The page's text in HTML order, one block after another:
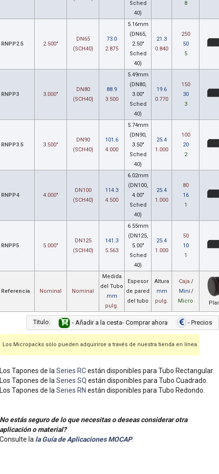
Sched
40)
8
RNPP2.5 2.500"
DN65
(SCH40)
73.0
2.875
5.16mm
(DN65,
2.50"
Sched
40)
21.3
0.840
250
50
5
RNPP3 3.000"
DN80
(SCH40)
88.9
3.500
5.49mm
(DN80,
3.00"
Sched
40)
19.6
0.770
150
30
3
RNPP3.5 3.500"
DN90
(SCH40)
101.6
4.000
5.74mm
(DN90,
3.50"
Sched
40)
25.4
1.000
100
20
2
RNPP4 4.000"
DN100
(SCH40)
114.3
4.500
6.02mm
(DN100,
4.00"
Sched
40)
25.4
1.000
80
16
1
RNPP5 5.000"
DN125
(SCH40)
141.3
5.563
6.55mm
(DN125,
5.00"
Sched
40)
25.4
1.000
50
10
1
Referencia Nominal Nominal
Medida
del Tubo
mm
pulg.
Espesor
de pared
del tubo
Altura
mm
pulg.
Caja /
Mini /
Micro
Titulo: - Añadir a la cesta- Comprar ahora - Precios
Los Micropacks sólo pueden adquirirse a través de nuestra tienda en línea
Los Tapones de laSeries RCestán disponibles para Tubo Rectangular.
Los Tapones de laSeries SQ están disponibles para Tubo Cuadrado.
Los Tapones de laSeries RN están disponibles para Tubo Redondo.
No estás seguro de lo que necesitas o deseas considerar otra
aplicación o material?
Consulte la la Guía de Aplicaciones MOCAP.